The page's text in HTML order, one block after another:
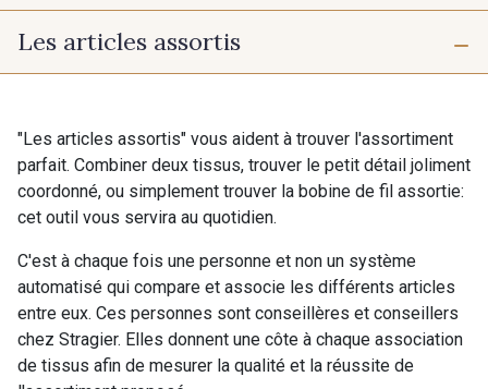
10 - Blanc Optique Stragier
Les articles assortis
"Les articles assortis" vous aident à trouver l'assortiment
parfait. Combiner deux tissus, trouver le petit détail joliment
coordonné, ou simplement trouver la bobine de fil assortie:
cet outil vous servira au quotidien.
C'est à chaque fois une personne et non un système
automatisé qui compare et associe les différents articles
entre eux. Ces personnes sont conseillères et conseillers
chez Stragier. Elles donnent une côte à chaque association
de tissus afin de mesurer la qualité et la réussite de